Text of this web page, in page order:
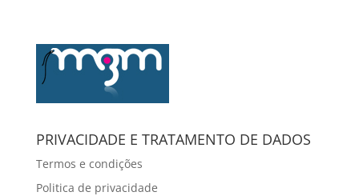
PRIVACIDADE E TRATAMENTO DE DADOS
Termos e condições
Politica de privacidade